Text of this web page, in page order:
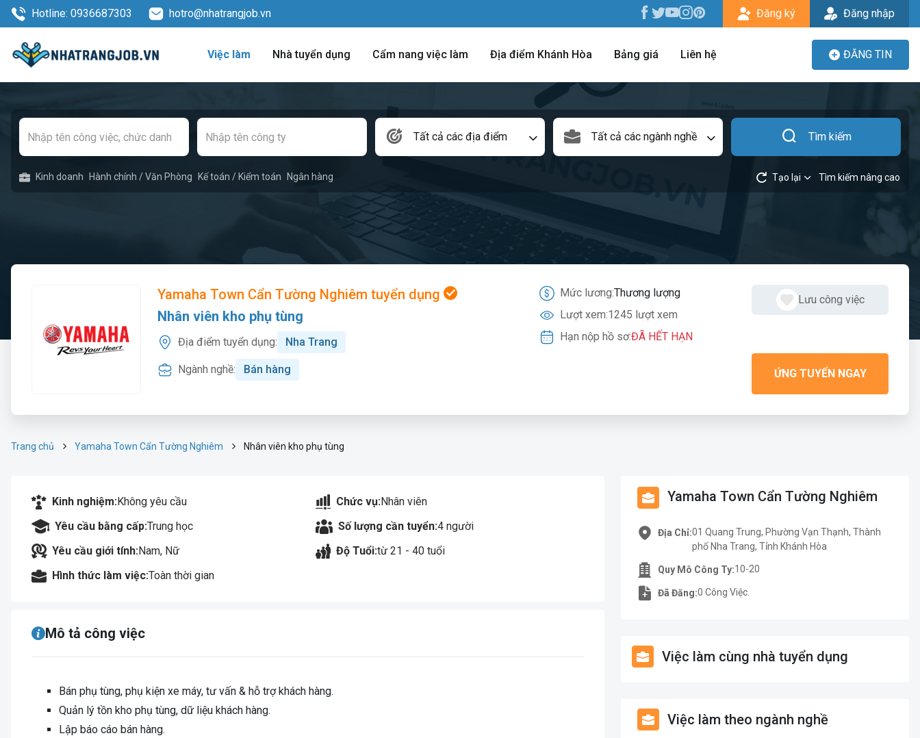
Hotline: 0936687303 hotro@nhatrangjob.vn Đăng ký Đăng nhập
Việc làm Nhà tuyển dụng Cẩm nang việc làm Địa điểm Khánh Hòa Bảng giá Liên hệ ĐĂNG TIN
Tất cả các địa điểm Tất cả các ngành nghề Tìm kiếm
Kinh doanh Hành chính / Văn Phòng Kế toán / Kiểm toán Ngân hàng Tạo lại Tìm kiếm nâng cao
Yamaha Town Cẩn Tường Nghiêm tuyển dụng
Nhân viên kho phụ tùng
Địa điểm tuyển dụng: Nha Trang
Ngành nghề: Bán hàng
Mức lương:Thương lượng
Lượt xem:1245 lượt xem
Hạn nộp hồ sơ:ĐÃ HẾT HẠN
Lưu công việc
ỨNG TUYỂN NGAY
Trang chủ Yamaha Town Cẩn Tường Nghiêm Nhân viên kho phụ tùng
Kinh nghiệm:Không yêu cầu Chức vụ:Nhân viên
Yêu cầu bằng cấp:Trung học Số lượng cần tuyển:4 người
Yêu cầu giới tính:Nam, Nữ Độ Tuổi:từ 21 - 40 tuổi
Hình thức làm việc:Toàn thời gian
Mô tả công việc
Bán phụ tùng, phụ kiện xe máy, tư vấn & hỗ trợ khách hàng.
Quản lý tồn kho phụ tùng, dữ liệu khách hàng.
Lập báo cáo bán hàng.
Yamaha Town Cẩn Tường Nghiêm
Địa Chỉ:01 Quang Trung, Phường Vạn Thạnh, Thành
phố Nha Trang, Tỉnh Khánh Hòa
Quy Mô Công Ty:10-20
Đã Đăng:0 Công Việc.
Việc làm cùng nhà tuyển dụng
Việc làm theo ngành nghề